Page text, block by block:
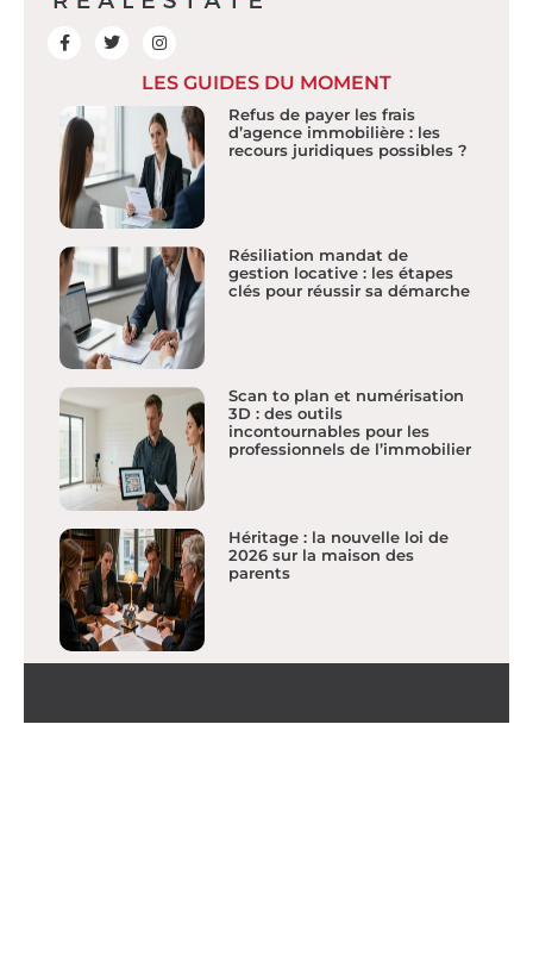
LES GUIDES DU MOMENT
Refus de payer les frais
d’agence immobilière : les
recours juridiques possibles ?
Résiliation mandat de
gestion locative : les étapes
clés pour réussir sa démarche
Scan to plan et numérisation
3D : des outils
incontournables pour les
professionnels de l’immobilier
Héritage : la nouvelle loi de
2026 sur la maison des
parents